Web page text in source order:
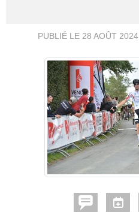
PUBLIÉ LE 28 AOÛT 2024